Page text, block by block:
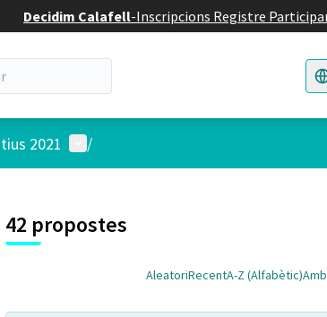
Decidim Calafell-Inscripcions Registre
2021 Menú d'usuari
/
42 propostes
AleatoriRecentA-Z (Alfabètic)